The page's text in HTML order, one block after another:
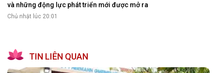
và những động lực phát triển mới được mở ra
Chủ nhật lúc 20:01
TIN LIÊN QUAN